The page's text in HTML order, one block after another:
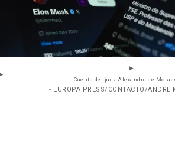
Cuenta del juez Alexandre de
- EUROPA PRESS/CONTACTO/ANDRE